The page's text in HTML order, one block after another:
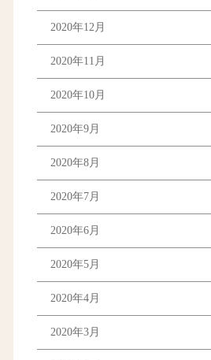
2020年12月
2020年11月
2020年10月
2020年9月
2020年8月
2020年7月
2020年6月
2020年5月
2020年4月
2020年3月